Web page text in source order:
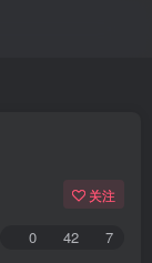
关注
0 42 7